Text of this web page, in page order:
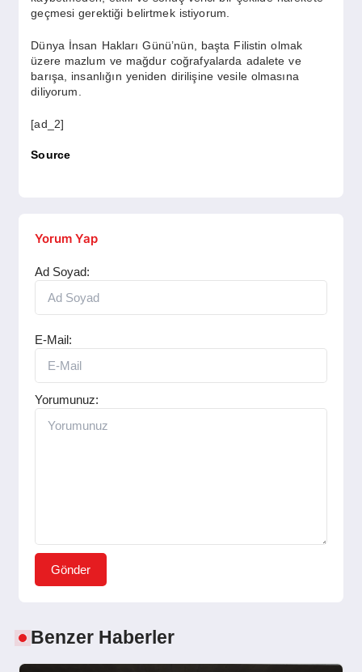
geçmesi gerektiği belirtmek istiyorum.
Dünya İnsan Hakları Günü’nün, başta Filistin olmak
üzere mazlum ve mağdur coğrafyalarda adalete ve
barışa, insanlığın yeniden dirilişine vesile olmasına
diliyorum.
[ad_2]
Source
Yorum Yap
Ad Soyad:
E-Mail:
Yorumunuz:
Gönder
Benzer Haberler